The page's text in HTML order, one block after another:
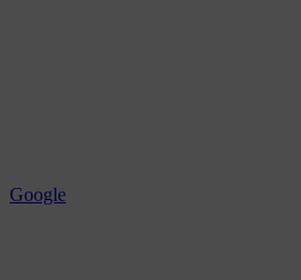
Google